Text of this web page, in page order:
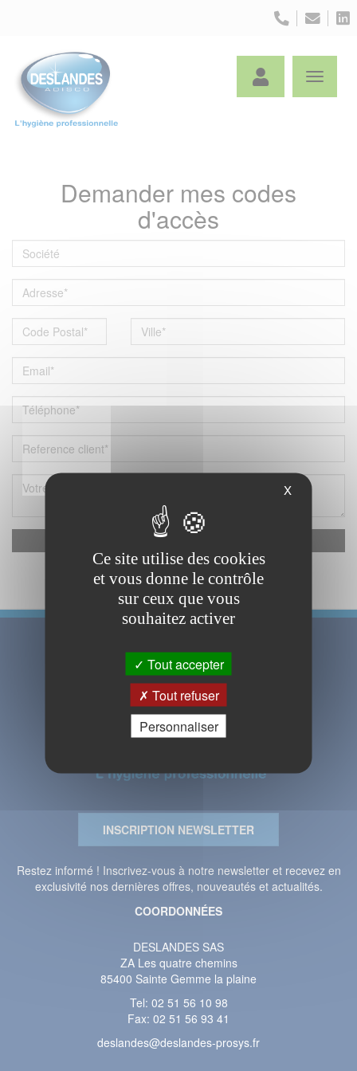
Demander mes codes
d'accès
reCAPTCHA est désactivé.
Recevoir mes identifiants
INSCRIPTION NEWSLETTER
Restez informé ! Inscrivez-vous à notre newsletter et recevez en
exclusivité nos dernières offres, nouveautés et actualités.
COORDONNÉES
DESLANDES SAS
ZA Les quatre chemins
85400 Sainte Gemme la plaine
Tel: 02 51 56 10 98
Fax: 02 51 56 93 41
deslandes@deslandes-prosys.fr
X
Ce site utilise des cookies
et vous donne le contrôle
sur ceux que vous
souhaitez activer
Tout accepter
Tout refuser
Personnaliser